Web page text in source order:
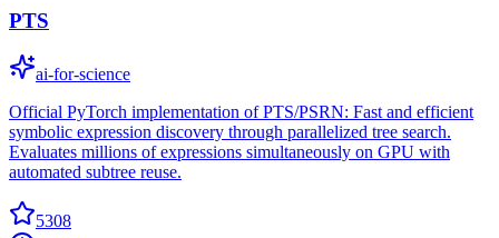
PTS
ai-for-science
Official PyTorch implementation of PTS/PSRN: Fast and efficient
symbolic expression discovery through parallelized tree search.
Evaluates millions of expressions simultaneously on GPU with
automated subtree reuse.
5308